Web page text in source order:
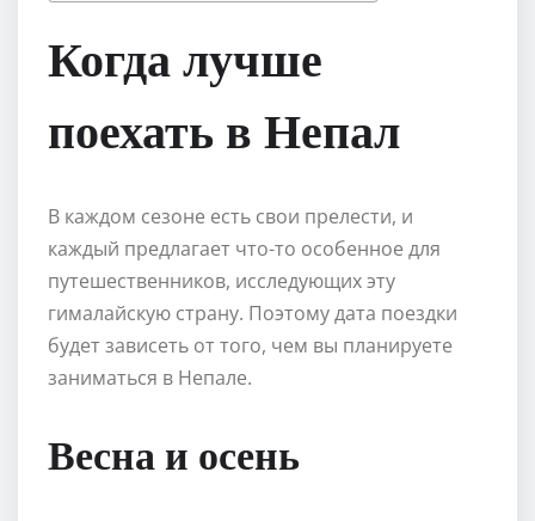
Когда лучше
поехать в Непал
В каждом сезоне есть свои прелести, и
каждый предлагает что-то особенное для
путешественников, исследующих эту
гималайскую страну. Поэтому дата поездки
будет зависеть от того, чем вы планируете
заниматься в Непале.
Весна и осень